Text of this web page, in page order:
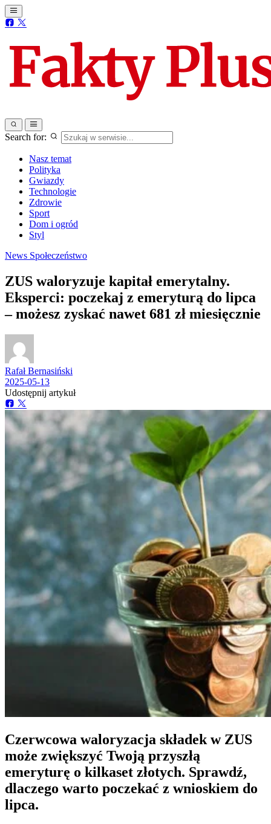
Search for:
Nasz temat
Polityka
Gwiazdy
Technologie
Zdrowie
Sport
Dom i ogród
Styl
News Społeczeństwo
ZUS waloryzuje kapitał emerytalny.
Eksperci: poczekaj z emeryturą do lipca
– możesz zyskać nawet 681 zł miesięcznie
Rafał Bernasiński
2025-05-13
Udostępnij artykuł
Czerwcowa waloryzacja składek w ZUS
może zwiększyć Twoją przyszłą
emeryturę o kilkaset złotych. Sprawdź,
dlaczego warto poczekać z wnioskiem do
lipca.